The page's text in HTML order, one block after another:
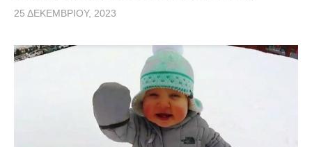
25 ΔΕΚΕΜΒΡΊΟΥ, 2023